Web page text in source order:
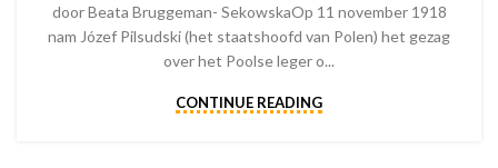
door Beata Bruggeman- SekowskaOp 11 november 1918
nam Józef Pilsudski (het staatshoofd van Polen) het gezag
over het Poolse leger o...
CONTINUE READING